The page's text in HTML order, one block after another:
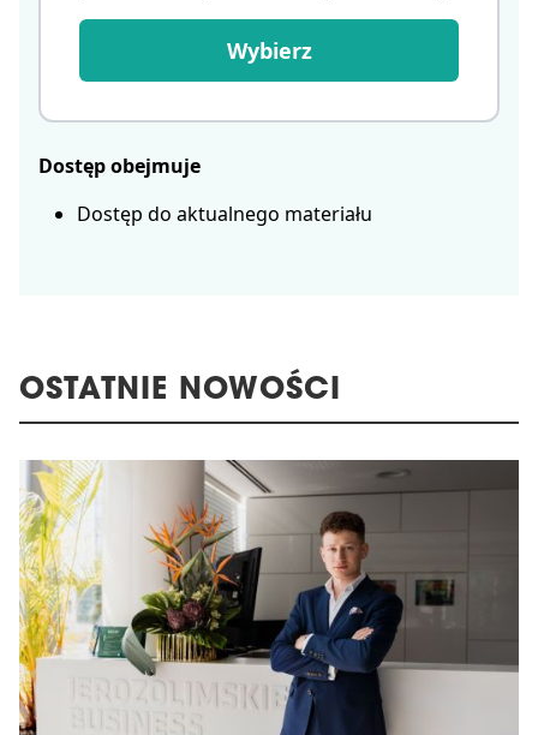
Wybierz
Dostęp obejmuje
Dostęp do aktualnego materiału
OSTATNIE NOWOŚCI